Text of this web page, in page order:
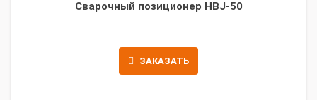
Сварочный позиционер HBJ-50
ЗАКАЗАТЬ